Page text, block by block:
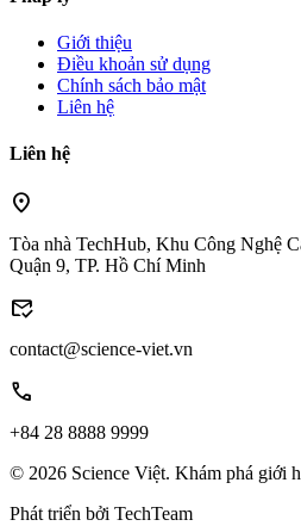
Giới thiệu
Điều khoản sử dụng
Chính sách bảo mật
Liên hệ
Liên hệ
location_on
Tòa nhà TechHub, Khu Công Nghệ
Quận 9, TP. Hồ Chí Minh
mark_email_read
contact@science-viet.vn
call
+84 28 8888 9999
© 2026 Science Việt. Khám phá giới
Phát triển bởi TechTeam